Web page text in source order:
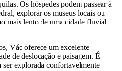
Os hóspedes podem passear à
explorar os museus locais ou
mais lento de uma cidade fluvial
Vác oferece um excelente
de deslocação e paisagem. É
ser explorada confortavelmente